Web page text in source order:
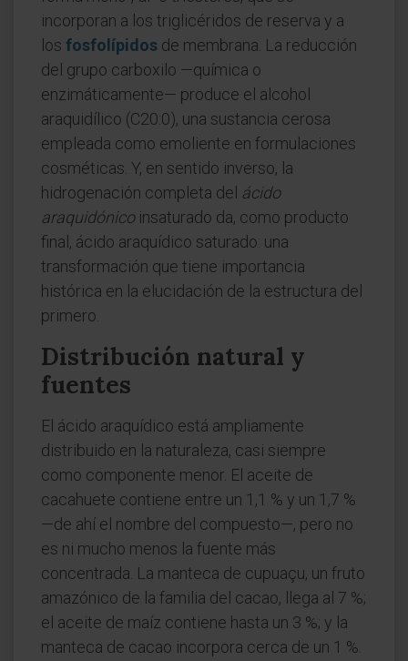
incorporan a los triglicéridos de reserva y a
los fosfolípidos de membrana. La reducción
del grupo carboxilo —química o
enzimáticamente— produce el alcohol
araquidílico (C20:0), una sustancia cerosa
empleada como emoliente en formulaciones
cosméticas. Y, en sentido inverso, la
hidrogenación completa del ácido
araquidónicoinsaturado da, como producto
final, ácido araquídico saturado: una
transformación que tiene importancia
histórica en la elucidación de la estructura del
primero.
Distribución natural y
fuentes
El ácido araquídico está ampliamente
distribuido en la naturaleza, casi siempre
como componente menor. El aceite de
cacahuete contiene entre un 1,1 % y un 1,7 %
—de ahí el nombre del compuesto—, pero no
es ni mucho menos la fuente más
concentrada. La manteca de cupuaçu, un fruto
amazónico de la familia del cacao, llega al 7 %;
el aceite de maíz contiene hasta un 3 %; y la
manteca de cacao incorpora cerca de un 1 %.